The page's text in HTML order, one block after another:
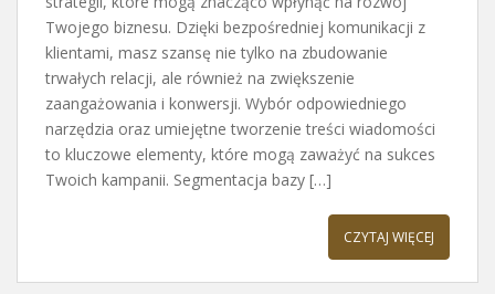
Twojego biznesu. Dzięki bezpośredniej komunikacji z
klientami, masz szansę nie tylko na zbudowanie
trwałych relacji, ale również na zwiększenie
zaangażowania i konwersji. Wybór odpowiedniego
narzędzia oraz umiejętne tworzenie treści wiadomości
to kluczowe elementy, które mogą zaważyć na sukces
Twoich kampanii. Segmentacja bazy […]
CZYTAJ WIĘCEJ